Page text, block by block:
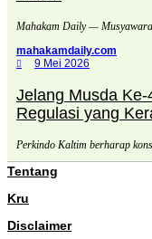
Mahakam Daily —
mahakamdaily.com
9 Mei 2026
Jelang Musda
Regulasi yang
Perkindo Kaltim berharap
Tentang
Kru
Disclaimer